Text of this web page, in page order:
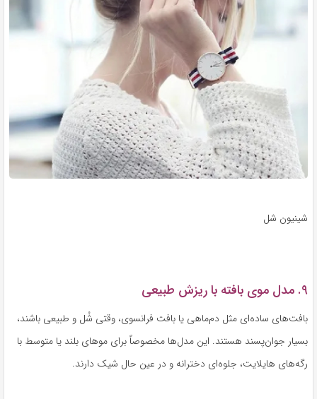
شینیون شل
۹. مدل موی بافته با ریزش طبیعی
بافت‌های ساده‌ای مثل دم‌ماهی یا بافت فرانسوی، وقتی شُل و طبیعی باشند،
بسیار جوان‌پسند هستند. این مدل‌ها مخصوصاً برای موهای بلند یا متوسط با
رگه‌های هایلایت، جلوه‌ای دخترانه و در عین حال شیک دارند.